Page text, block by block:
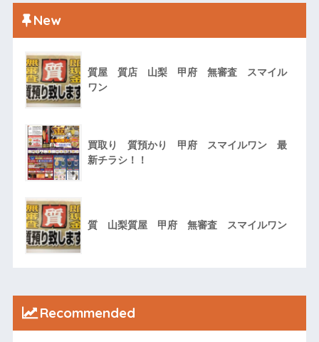
New
質屋 質店 山梨 甲府 無審査 スマイル
ワン
買取り 質預かり 甲府 スマイルワン 最
新チラシ！！
質 山梨質屋 甲府 無審査 スマイルワン
Recommended